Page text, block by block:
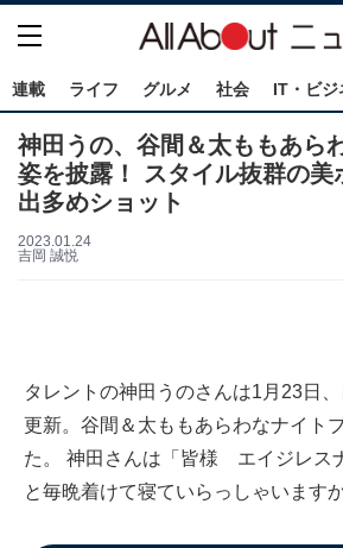
連載 ライフ グルメ 社会 IT・ビジ
神田うの、谷間＆太ももあら
姿を披露！ スタイル抜群の美
出多めショット
2023.01.24
吉岡 誠悦
タレントの神田うのさんは1月23日
更新。谷間＆太ももあらわなナイト
た。 神田さんは「皆様 エイジレ
と毎晩着けて寝ていらっしゃいます